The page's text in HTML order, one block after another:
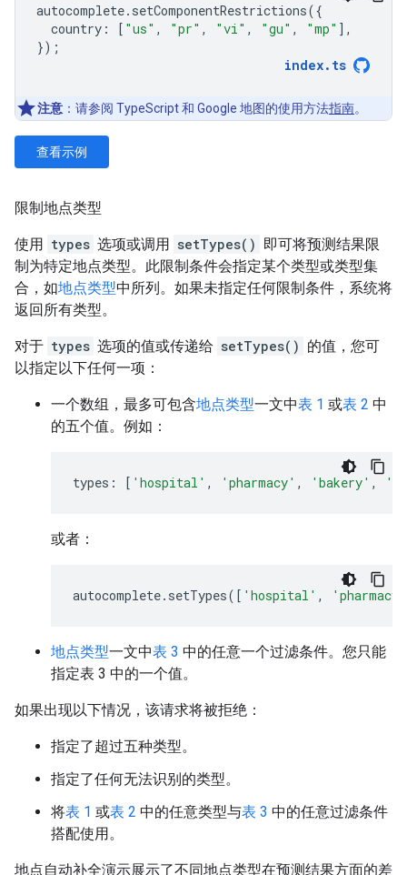
autocomplete. setComponentRestrictions({
country : [ "us" , "pr" , "vi" , "gu" , "mp" ],
});
index. ts
注意 ：请参阅 TypeScript 和 Google 地图的使用方法指南。
查看示例
限制地点类型
使用 types 选项或调用 setTypes() 即可将预测结果限
制为特定地点类型。此限制条件会指定某个类型或类型集
合，如地点类型中所列。如果未指定任何限制条件，系统将
返回所有类型。
对于 types 选项的值或传递给 setTypes() 的值，您可
以指定以下任何一项：
一个数组，最多可包含地点类型一文中表 1 或表 2 中
的五个值。例如：
types : [ 'hospital' , 'pharmacy' , 'bakery' ,
或者：
autocomplete. setTypes([ 'hospital' , 'pharmacy'
地点类型一文中表 3 中的任意一个过滤条件。您只能
指定表 3 中的一个值。
如果出现以下情况，该请求将被拒绝：
指定了超过五种类型。
指定了任何无法识别的类型。
将表 1 或表 2 中的任意类型与表 3 中的任意过滤条件
搭配使用。
地点自动补全演示展示了不同地点类型在预测结果方面的差